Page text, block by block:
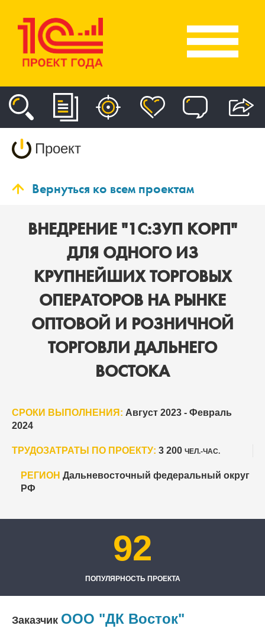
Проект
Вернуться ко всем проектам
ВНЕДРЕНИЕ "1С:ЗУП КОРП"
ДЛЯ ОДНОГО ИЗ
КРУПНЕЙШИХ ТОРГОВЫХ
ОПЕРАТОРОВ НА РЫНКЕ
ОПТОВОЙ И РОЗНИЧНОЙ
ТОРГОВЛИ ДАЛЬНЕГО
ВОСТОКА
СРОКИ ВЫПОЛНЕНИЯ: Август 2023 - Февраль
2024
ТРУДОЗАТРАТЫ ПО ПРОЕКТУ: 3 200 ЧЕЛ.-ЧАС.
РЕГИОН Дальневосточный федеральный округ
РФ
92
ПОПУЛЯРНОСТЬ ПРОЕКТА
Заказчик ООО "ДК Восток"